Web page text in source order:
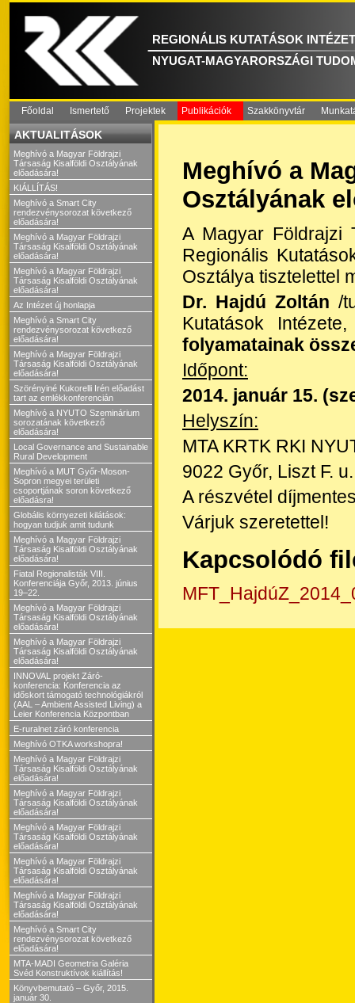
REGIONÁLIS KUTATÁSOK
NYUGAT-MAGYARORSZÁGI
Főoldal Ismertető Projektek Publikációk Szakkönyvtár
AKTUALITÁSOK
Meghívó a Magyar Földrajzi
Társaság Kisalföldi Osztályának
előadására!
KIÁLLÍTÁS!
Meghívó a Smart City
rendezvénysorozat következő
előadására!
Meghívó a Magyar Földrajzi
Társaság Kisalföldi Osztályának
előadására!
Meghívó a Magyar Földrajzi
Társaság Kisalföldi Osztályának
előadására!
Az Intézet új honlapja
Meghívó a Smart City
rendezvénysorozat következő
előadására!
Meghívó a Magyar Földrajzi
Társaság Kisalföldi Osztályának
előadására!
Szörényiné Kukorelli Irén előadást
tart az emlékkonferencián
Meghívó a NYUTO Szeminárium
sorozatának következő
előadására!
Local Governance and Sustainable
Rural Development
Meghívó a MUT Győr-Moson-
Sopron megyei területi
csoportjának soron következő
előadásra!
Globális környezeti kilátások:
hogyan tudjuk amit tudunk
Meghívó a Magyar Földrajzi
Társaság Kisalföldi Osztályának
előadására!
Fiatal Regionalisták VIII.
Konferenciája Győr, 2013. június
19–22.
Meghívó a Magyar Földrajzi
Társaság Kisalföldi Osztályának
előadására!
Meghívó a Magyar Földrajzi
Társaság Kisalföldi Osztályának
előadására!
INNOVAL projekt Záró-
konferencia: Konferencia az
időskort támogató technológiákról
(AAL – Ambient Assisted Living) a
Leier Konferencia Központban
E-ruralnet záró konferencia
Meghívó OTKA workshopra!
Meghívó a Magyar Földrajzi
Társaság Kisalföldi Osztályának
előadására!
Meghívó a Magyar Földrajzi
Társaság Kisalföldi Osztályának
előadására!
Meghívó a Magyar Földrajzi
Társaság Kisalföldi Osztályának
előadására!
Meghívó a Magyar Földrajzi
Társaság Kisalföldi Osztályának
előadására!
Meghívó a Magyar Földrajzi
Társaság Kisalföldi Osztályának
előadására!
Meghívó a Smart City
rendezvénysorozat következő
előadására!
MTA-MADI Geometria Galéria
Svéd Konstruktívok kiállítás!
Könyvbemutató – Győr, 2015.
január 30.
Meghívó a
Osztályának
A Magyar Földrajzi
Regionális
Osztálya tisztelettel
Dr. Hajdú Zoltán /
Kutatások
folyamatainak
Időpont:
2014. január 15.
Helyszín:
MTA KRTK RKI
9022 Győr, Liszt F.
A részvétel
Várjuk szeretettel!
Kapcsolódó